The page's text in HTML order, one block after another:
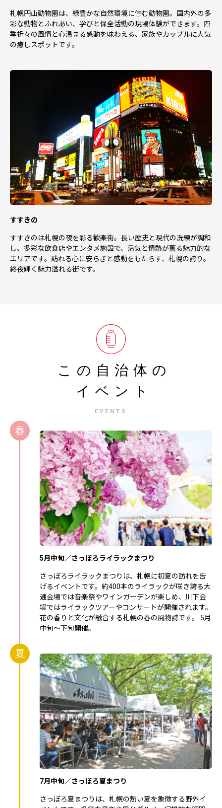
札幌円山動物園は、緑豊かな自然環境に佇む動物園。国内外の多
彩な動物とふれあい、学びと保全活動の現場体験ができます。四
季折々の風情と心温まる感動を味わえる、家族やカップルに人気
の癒しスポットです。
すすきの
すすきのは札幌の夜を彩る歓楽街。長い歴史と現代の洗練が調和
し、多彩な飲食店やエンタメ施設で、活気と情熱が薫る魅力的な
エリアです。訪れる心に安らぎと感動をもたらす、札幌の誇り。
終夜輝く魅力溢れる街です。
この自治体の
イベント
EVENTS
春
5月中旬／さっぽろライラックまつり
さっぽろライラックまつりは、札幌に初夏の訪れを告
げるイベントです。約400本のライラックが咲き誇る大
通会場では音楽祭やワインガーデンが楽しめ、川下会
場ではライラックツアーやコンサートが開催されます。
花の香りと文化が融合する札幌の春の風物詩です。 5月
中旬～下旬開催。
夏
7月中旬／さっぽろ夏まつり
さっぽろ夏まつりは、札幌の熱い夏を象徴する野外イ